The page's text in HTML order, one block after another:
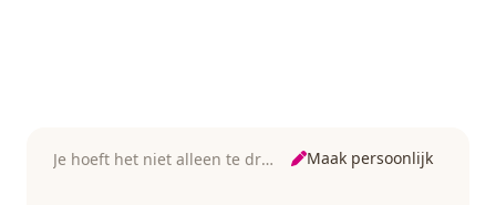
Je hoeft het niet alleen te dragen Maak persoonlijk